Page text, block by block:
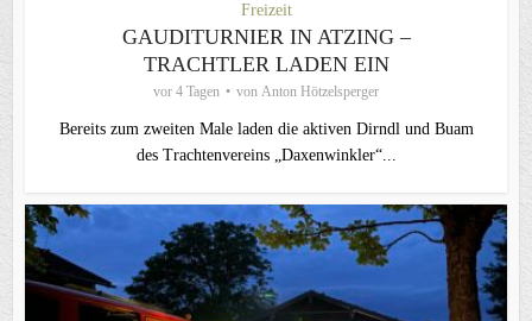
Freizeit
GAUDITURNIER IN ATZING –
TRACHTLER LADEN EIN
vor 4 Tagen von Anton Hötzelsperger
Bereits zum zweiten Male laden die aktiven Dirndl und Buam
des Trachtenvereins „Daxenwinkler“...